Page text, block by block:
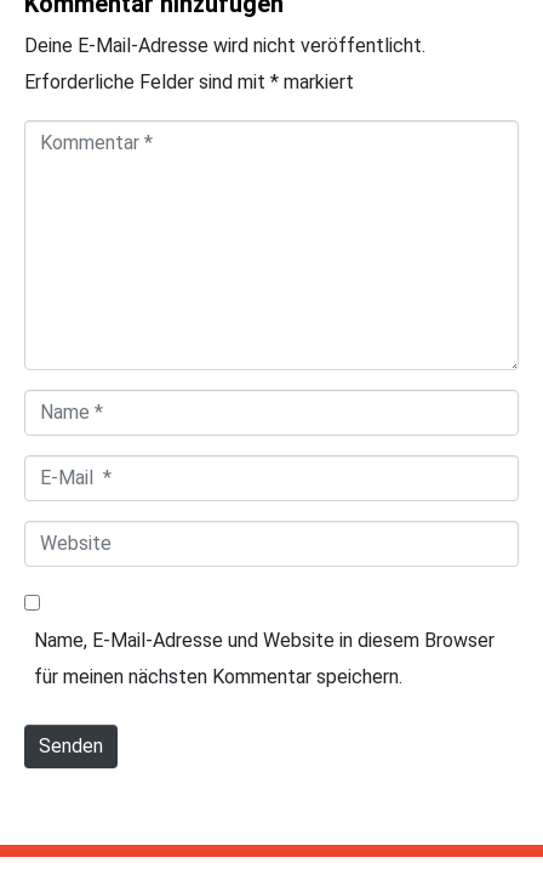
Deine E-Mail-Adresse wird nicht veröffentlicht.
Erforderliche Felder sind mit * markiert
a
r
*
a
e
-
i
e
b
t
Name, E-Mail-Adresse und Website in diesem Browser
für meinen nächsten Kommentar speichern.
Senden